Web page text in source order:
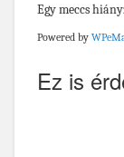
Egy meccs
Powered by
Ez is